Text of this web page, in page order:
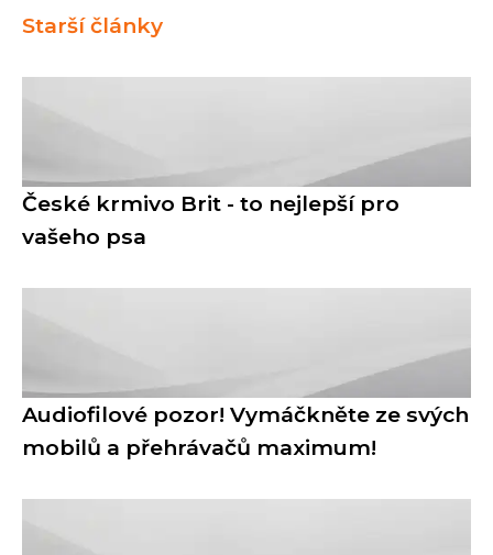
Starší články
České krmivo Brit - to nejlepší pro
vašeho psa
Audiofilové pozor! Vymáčkněte ze svých
mobilů a přehrávačů maximum!